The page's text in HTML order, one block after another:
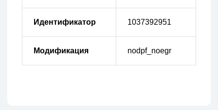
Идентификатор 1037392951
Модификация nodpf_noegr